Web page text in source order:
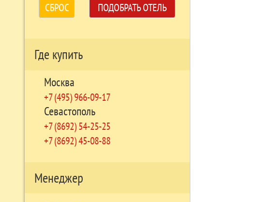
СБРОС ПОДОБРАТЬ ОТЕЛЬ
Где купить
Москва
+7 (495) 966-09-17
Севастополь
+7 (8692) 54-25-25
+7 (8692) 45-08-88
Менеджер